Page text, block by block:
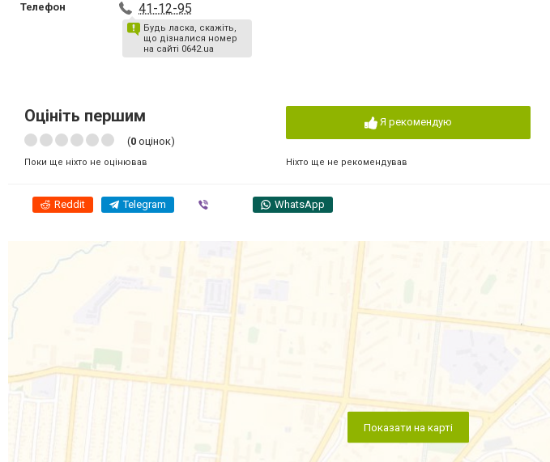
Телефон 41-12-95
Будь ласка, скажіть,
що дізналися номер
на сайті 0642.ua
Оцініть першим
(0 оцінок)
Поки ще ніхто не оцінював
Я рекомендую
Ніхто ще не рекомендував
Reddit Telegram WhatsApp
Показати на карті